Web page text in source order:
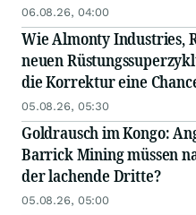
06.08.26, 04:00
Wie Almonty Industries,
neuen
die Korrektur eine
05.08.26, 05:30
Goldrausch im Kongo:
Barrick Mining müssen
der lachende Dritte?
05.08.26, 05:00